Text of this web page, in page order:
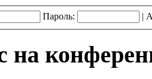
Пароль: |
на